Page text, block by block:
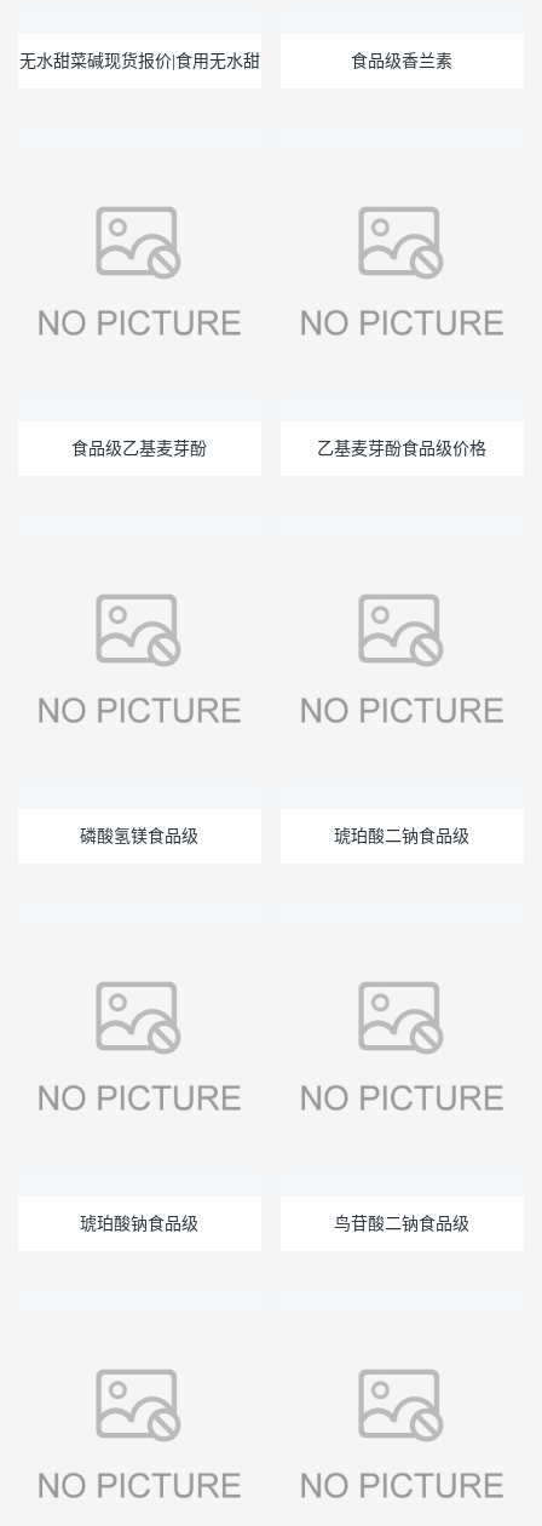
无水甜菜碱现货报价|食用无水甜 食品级香兰素
食品级乙基麦芽酚 乙基麦芽酚食品级价格
磷酸氢镁食品级 琥珀酸二钠食品级
琥珀酸钠食品级 鸟苷酸二钠食品级